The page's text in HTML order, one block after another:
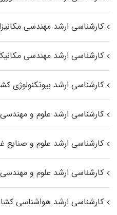
کارشناسی ارشد مهندسی
کارشناسی ارشد مهندسی
کارشناسی ارشد بیوتکنولوژی
کارشناسی ارشد علوم و
کارشناسی ارشد علوم و صنایع
کارشناسی ارشد علوم و
کارشناسی ارشد هواشناسی